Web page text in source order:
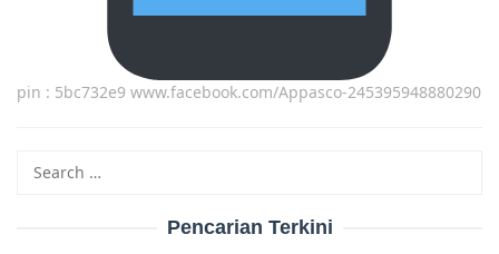
pin : 5bc732e9 www.facebook.com/Appasco-245395948880290
for:
Pencarian Terkini